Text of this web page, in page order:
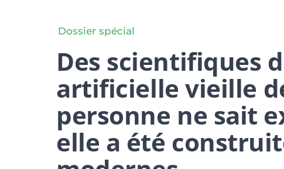
Dossier spécial
Des scientifiques
artificielle vieille
personne ne sait
elle a été